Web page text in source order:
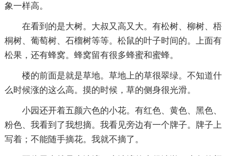
象一样高。
在看到的是大树。大叔又高又大。有松树、柳树、梧
桐树、葡萄树、石榴树等等。松鼠的叶子时间的。上面有
松果，还有蜂窝。蜂窝留有很多蜂蜜和蜜蜂。
楼的前面是就是草地。草地上的草很翠绿。不知道什
么时候涨的这么高。摸的时候，草的侧身很光滑。
小园还开着五颜六色的小花。有红色、黄色、黑色、
粉色、我看到了我想摘。我看见旁边有一个牌子。牌子上
写着；不能随手摘花。我就不摘了。